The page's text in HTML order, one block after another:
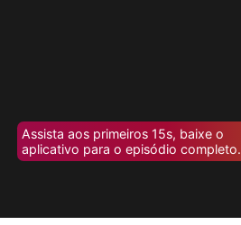
Assista aos primeiros 15s, baixe o
aplicativo para o episódio completo.